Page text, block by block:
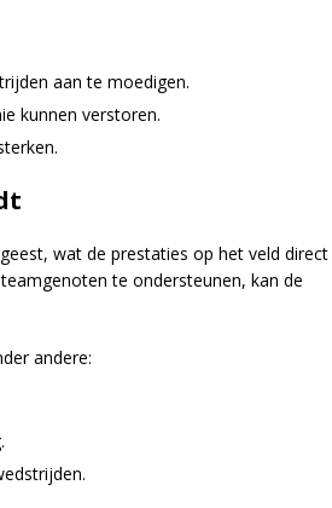
aan te moedigen.
kunnen verstoren.
wat de prestaties op het veld direct
te ondersteunen, kan de
andere: